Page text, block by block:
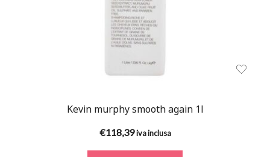
Kevin murphy smooth again 1l
€118,39 iva inclusa